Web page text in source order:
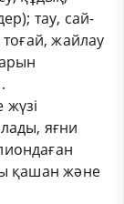
тау, сай-
жайлау
яғни
қашан және